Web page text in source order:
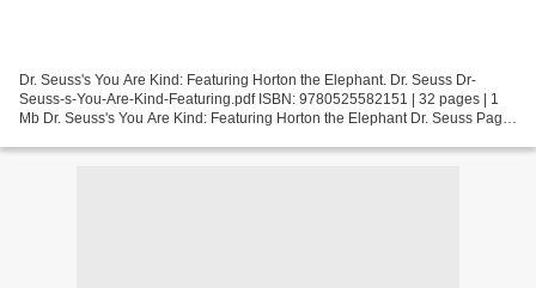
Dr. Seuss's You Are Kind: Featuring Horton the Elephant. Dr. Seuss Dr-
Seuss-s-You-Are-Kind-Featuring.pdf ISBN: 9780525582151 | 32 pages | 1
Mb Dr. Seuss's You Are Kind: Featuring Horton the Elephant Dr. Seuss Page: